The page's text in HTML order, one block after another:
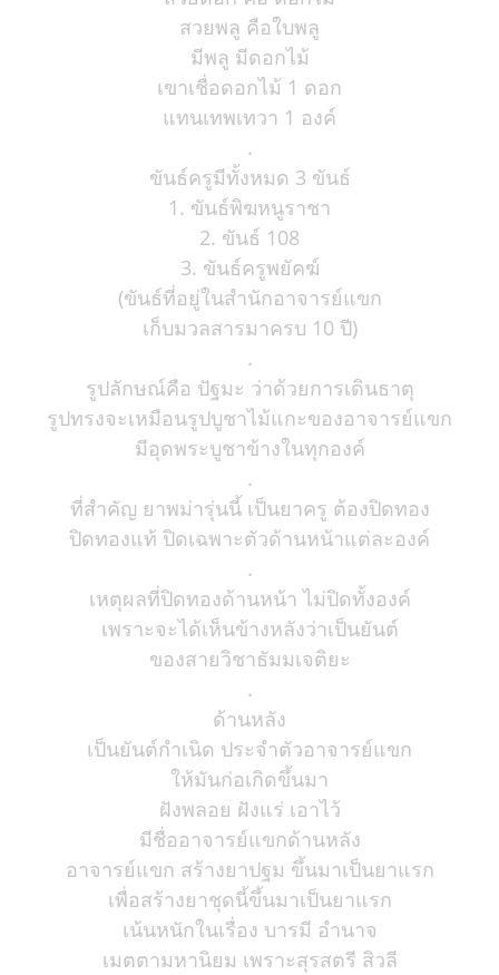
สวยพลู คือใบพลู
มีพลู มีดอกไม้
เขาเชื่อดอกไม้ 1 ดอก
แทนเทพเทวา 1 องค์
.
ขันธ์ครูมีทั้งหมด 3 ขันธ์
1. ขันธ์พิฆหนูราชา
2. ขันธ์ 108
3. ขันธ์ครูพยัคฆ์
(ขันธ์ที่อยู่ในสำนักอาจารย์แขก
เก็บมวลสารมาครบ 10 ปี)
.
รูปลักษณ์คือ ปัฐมะ ว่าด้วยการเดินธาตุ
รูปทรงจะเหมือนรูปบูชาไม้แกะของอาจารย์แขก
มีอุดพระบูชาข้างในทุกองค์
.
ที่สำคัญ ยาพม่ารุ่นนี้ เป็นยาครู ต้องปิดทอง
ปิดทองแท้ ปิดเฉพาะตัวด้านหน้าแต่ละองค์
.
เหตุผลที่ปิดทองด้านหน้า ไม่ปิดทั้งองค์
เพราะจะได้เห็นข้างหลังว่าเป็นยันต์
ของสายวิชาธัมมเจติยะ
.
ด้านหลัง
เป็นยันต์กำเนิด ประจำตัวอาจารย์แขก
ให้มันก่อเกิดขึ้นมา
ฝังพลอย ฝังแร่ เอาไว้
มีชื่ออาจารย์แขกด้านหลัง
อาจารย์แขก สร้างยาปฐม ขึ้นมาเป็นยาแรก
เพื่อสร้างยาชุดนี้ขึ้นมาเป็นยาแรก
เน้นหนักในเรื่อง บารมี อำนาจ
เมตตามหานิยม เพราะสุรสตรี สิวลี